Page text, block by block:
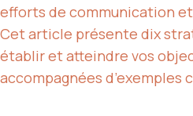
efforts de communication
Cet article présente dix
établir et atteindre vos
accompagnées d’exemples